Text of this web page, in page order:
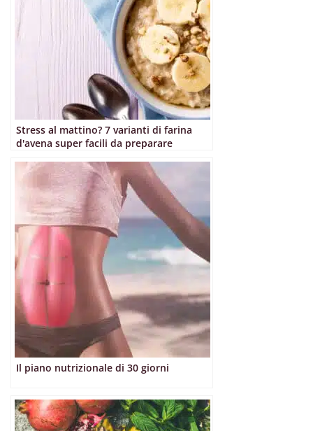
Stress al mattino? 7 varianti di farina
d'avena super facili da preparare
Il piano nutrizionale di 30 giorni